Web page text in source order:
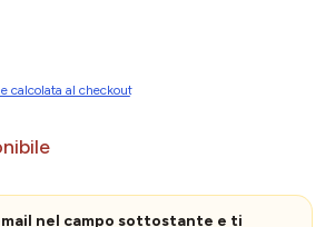
calcolata al checkout
nel campo sottostante e ti